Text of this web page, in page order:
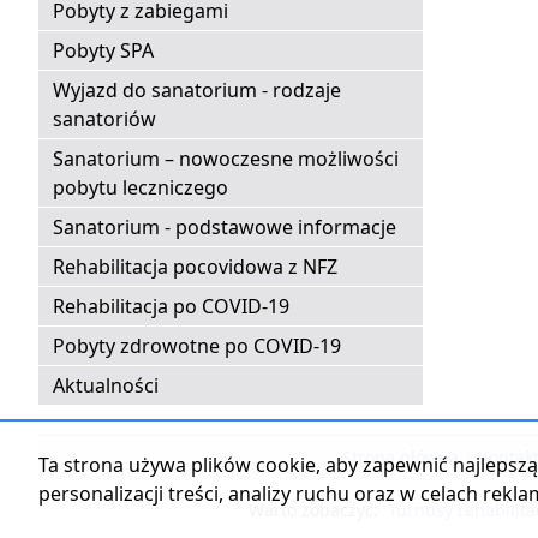
Pobyty z zabiegami
Pobyty SPA
Wyjazd do sanatorium - rodzaje
sanatoriów
Sanatorium – nowoczesne możliwości
pobytu leczniczego
Sanatorium - podstawowe informacje
Rehabilitacja pocovidowa z NFZ
Rehabilitacja po COVID-19
Pobyty zdrowotne po COVID-19
Aktualności
Strona główna |
Warto zobaczyć: Turnusy
Ta strona używa plików cookie, aby zapewnić
personalizacji treści, analizy ruchu oraz w celach